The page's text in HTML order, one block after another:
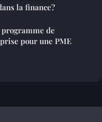
la finance?
de
pour une PME